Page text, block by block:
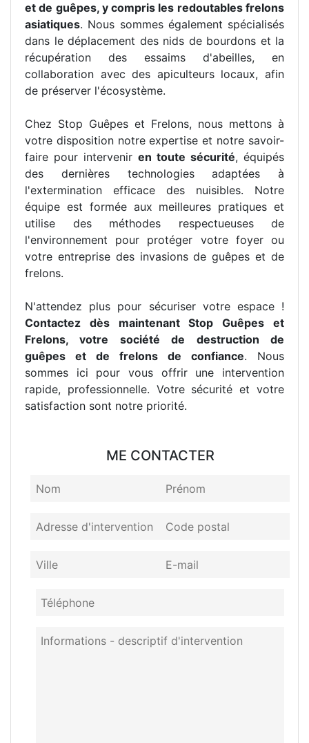
et de guêpes, y compris les redoutables frelons
asiatiques. Nous sommes également spécialisés
dans le déplacement des nids de bourdons et la
récupération des essaims d'abeilles, en
collaboration avec des apiculteurs locaux, afin
de préserver l'écosystème.
Chez Stop Guêpes et Frelons, nous mettons à
votre disposition notre expertise et notre savoir-
faire pour intervenir en toute sécurité, équipés
des dernières technologies adaptées à
l'extermination efficace des nuisibles. Notre
équipe est formée aux meilleures pratiques et
utilise des méthodes respectueuses de
l'environnement pour protéger votre foyer ou
votre entreprise des invasions de guêpes et de
frelons.
N'attendez plus pour sécuriser votre espace !
Contactez dès maintenant Stop Guêpes et
Frelons, votre société de destruction de
guêpes et de frelons de confiance. Nous
sommes ici pour vous offrir une intervention
rapide, professionnelle. Votre sécurité et votre
satisfaction sont notre priorité.
ME CONTACTER